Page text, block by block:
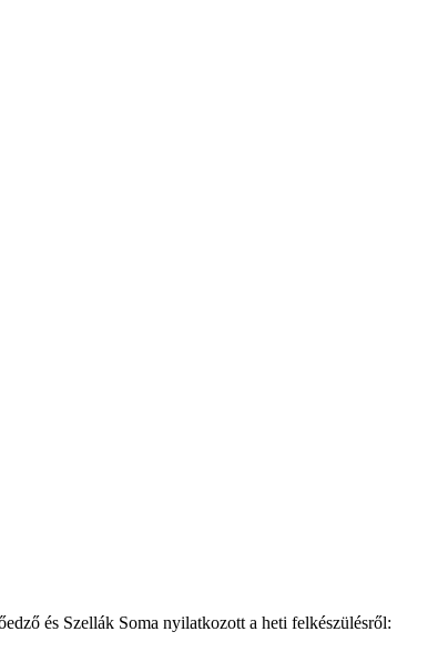
és Szellák Soma nyilatkozott a heti felkészülésről: